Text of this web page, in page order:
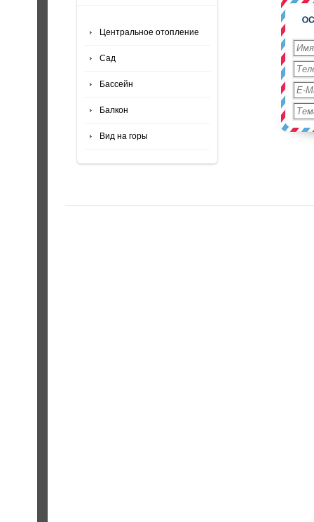
Центральное отопление
Сад
Бассейн
Балкон
Вид на горы